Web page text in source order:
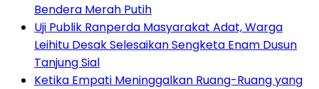
Bendera Merah Putih
Uji Publik Ranperda Masyarakat Adat, Warga
Leihitu Desak Selesaikan Sengketa Enam Dusun
Tanjung Sial
Ketika Empati Meninggalkan Ruang-Ruang yang